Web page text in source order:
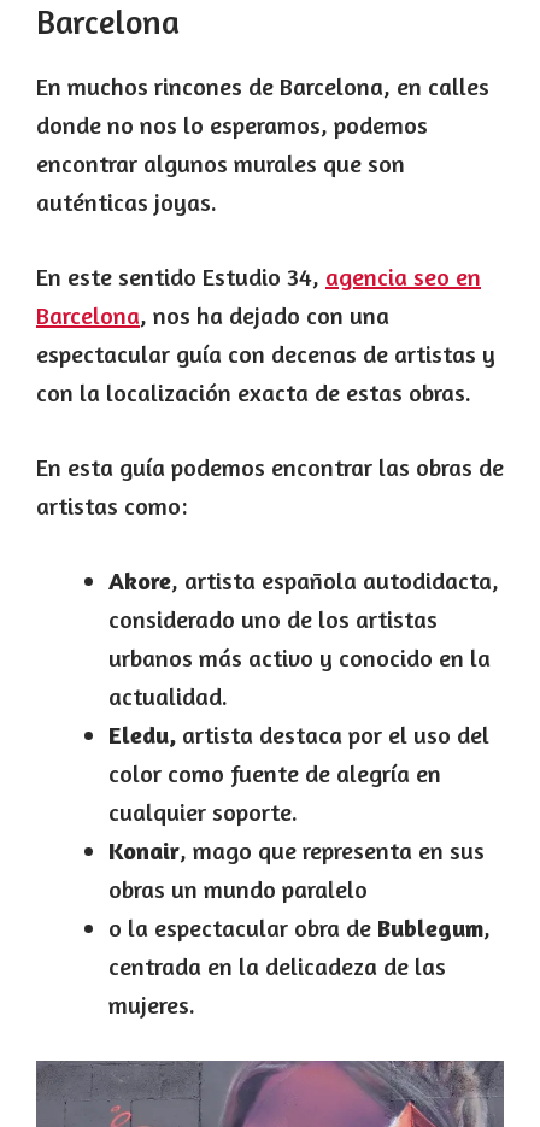
Barcelona
En muchos rincones de Barcelona, en calles
donde no nos lo esperamos, podemos
encontrar algunos murales que son
auténticas joyas.
En este sentido Estudio 34, agencia seo en
Barcelona, nos ha dejado con una
espectacular guía con decenas de artistas y
con la localización exacta de estas obras.
En esta guía podemos encontrar las obras de
artistas como:
Akore, artista española autodidacta,
considerado uno de los artistas
urbanos más activo y conocido en la
actualidad.
Eledu, artista destaca por el uso del
color como fuente de alegría en
cualquier soporte.
Konair, mago que representa en sus
obras un mundo paralelo
o la espectacular obra de Bublegum,
centrada en la delicadeza de las
mujeres.